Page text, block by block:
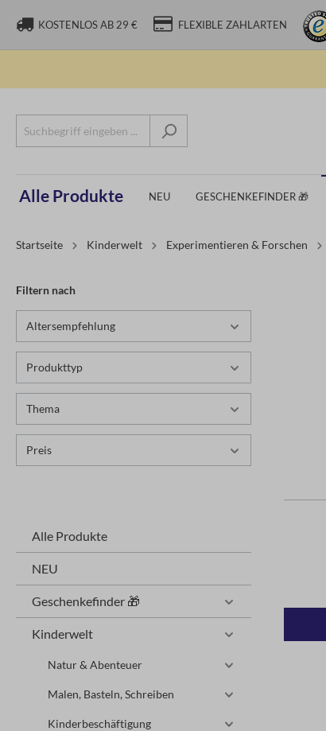
KOSTENLOS AB 29 € FLEXIBLE ZAHLARTEN
Alle Produkte NEU GESCHENKEFINDER 🎁
Startseite Kinderwelt Experimentieren & Forschen
Filtern nach
Altersempfehlung
Produkttyp
Thema
Preis
Alle Produkte
NEU
Geschenkefinder 🎁
Kinderwelt
Natur & Abenteuer
Malen, Basteln, Schreiben
Kinderbeschäftigung